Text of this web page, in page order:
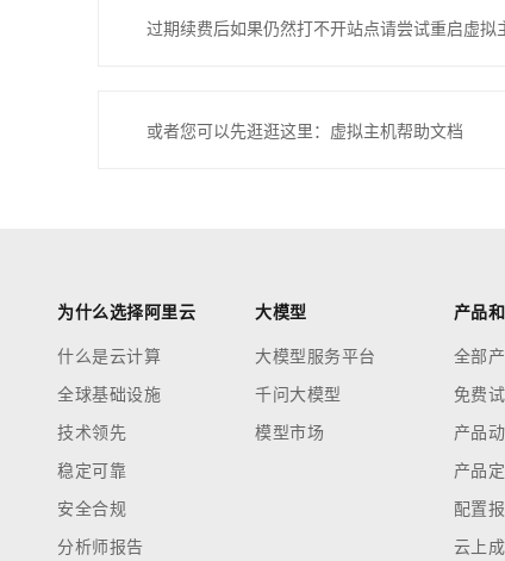
过期续费后如果仍然打不开站点请尝试重启虚
或者您可以先逛逛这里：虚拟主机帮助文档